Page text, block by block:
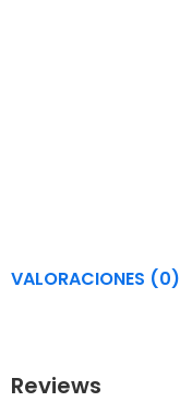
VALORACIONES (0)
Reviews